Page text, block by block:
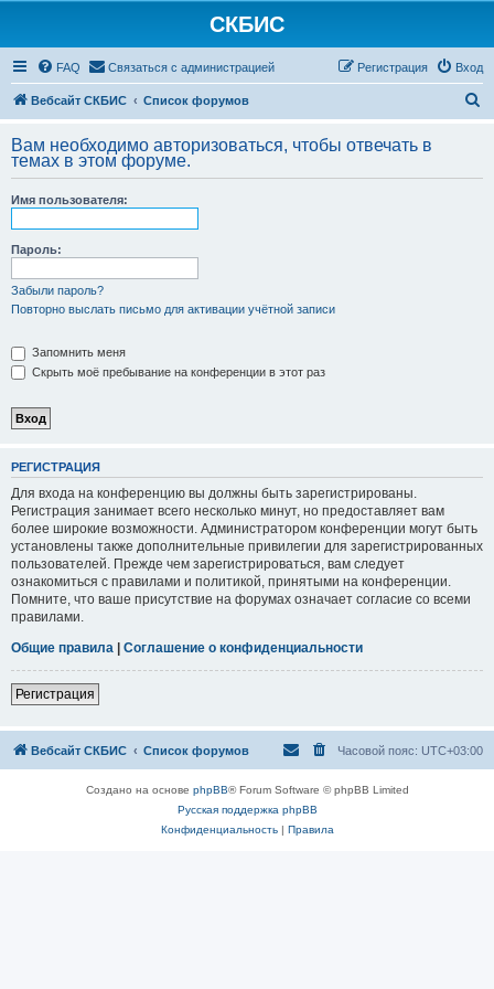
СКБИС
FAQ Связаться с администрацией Вход
Регистрация
Вебсайт СКБИС Список форумов
с
Вам необходимо авторизоваться, чтобы отвечать в
темах в этом форуме.
Имя пользователя:
Пароль:
Забыли пароль?
Повторно выслать письмо для активации учётной записи
Запомнить меня
Скрыть моё пребывание на конференции в этот раз
РЕГИСТРАЦИЯ
Для входа на конференцию вы должны быть зарегистрированы.
Регистрация занимает всего несколько минут, но предоставляет вам
более широкие возможности. Администратором конференции могут быть
установлены также дополнительные привилегии для зарегистрированных
пользователей. Прежде чем зарегистрироваться, вам следует
ознакомиться с правилами и политикой, принятыми на конференции.
Помните, что ваше присутствие на форумах означает согласие со всеми
правилами.
Общие правила | Соглашение о конфиденциальности
Регистрация
Вебсайт СКБИС Список форумов Часовой пояс: UTC+03:00
Создано на основе phpBB® Forum Software © phpBB Limited
Русская поддержка phpBB
Конфиденциальность| Правила